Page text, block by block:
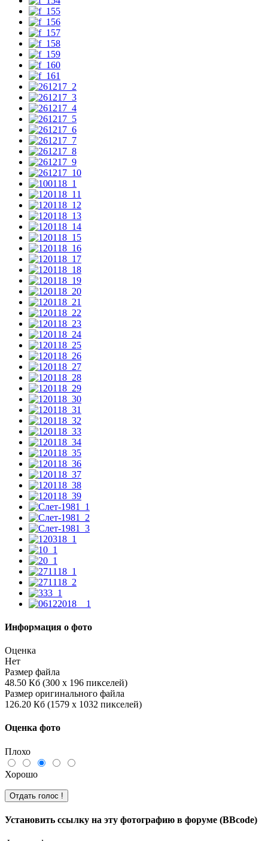
Информация о фото
Оценка
Нет
Размер файла
48.50 Кб (300 x 196 пикселей)
Размер оригинального файла
126.20 Кб (1579 x 1032 пикселей)
Оценка фото
Плохо
Хорошо
Установить ссылку на эту фотографию в форуме (BBcode)